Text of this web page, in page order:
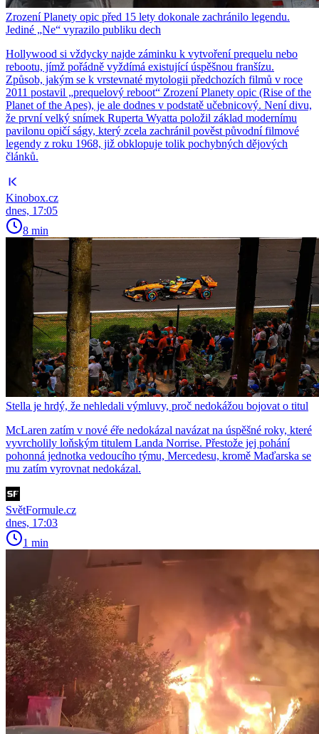
Zrození Planety opic před 15 lety dokonale zachránilo legendu.
Jediné „Ne“ vyrazilo publiku dech
Hollywood si vždycky najde záminku k vytvoření prequelu nebo
rebootu, jímž pořádně vyždímá existující úspěšnou franšízu.
Způsob, jakým se k vrstevnaté mytologii předchozích filmů v roce
2011 postavil „prequelový reboot“ Zrození Planety opic (Rise of the
Planet of the Apes), je ale dodnes v podstatě učebnicový. Není divu,
že první velký snímek Ruperta Wyatta položil základ modernímu
pavilonu opičí ságy, který zcela zachránil pověst původní filmové
legendy z roku 1968, již obklopuje tolik pochybných dějových
článků.
Kinobox.cz
dnes, 17:05
8 min
Stella je hrdý, že nehledali výmluvy, proč nedokážou bojovat o titul
McLaren zatím v nové éře nedokázal navázat na úspěšné roky, které
vyvrcholily loňským titulem Landa Norrise. Přestože jej pohání
pohonná jednotka vedoucího týmu, Mercedesu, kromě Maďarska se
mu zatím vyrovnat nedokázal.
SvětFormule.cz
dnes, 17:03
1 min